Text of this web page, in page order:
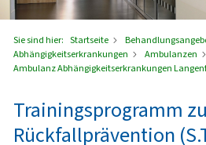
Sie sind hier: Startseite
Abhängigkeitserkrankungen
Ambulanzen
Ambulanz Abhängigkeitserkrankungen
Trainingsprogramm
Rückfallprävention